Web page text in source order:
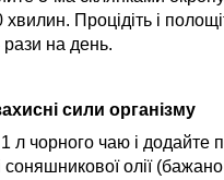
Процідіть і
на день.
сили організму
л чорного чаю і додайте
соняшникової олії